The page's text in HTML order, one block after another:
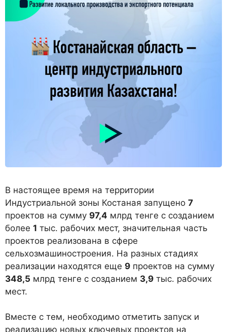
В настоящее время на территории
Индустриальной зоны Костаная запущено 7
проектов на сумму 97,4 млрд тенге с созданием
более 1 тыс. рабочих мест, значительная часть
проектов реализована в сфере
сельхозмашиностроения. На разных стадиях
реализации находятся еще 9 проектов на сумму
348,5 млрд тенге с созданием 3,9 тыс. рабочих
мест.
Вместе с тем, необходимо отметить запуск и
реализацию новых ключевых проектов на